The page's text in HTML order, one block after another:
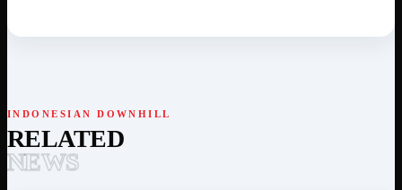
INDONESIAN DOWNHILL
RELATED
NEWS